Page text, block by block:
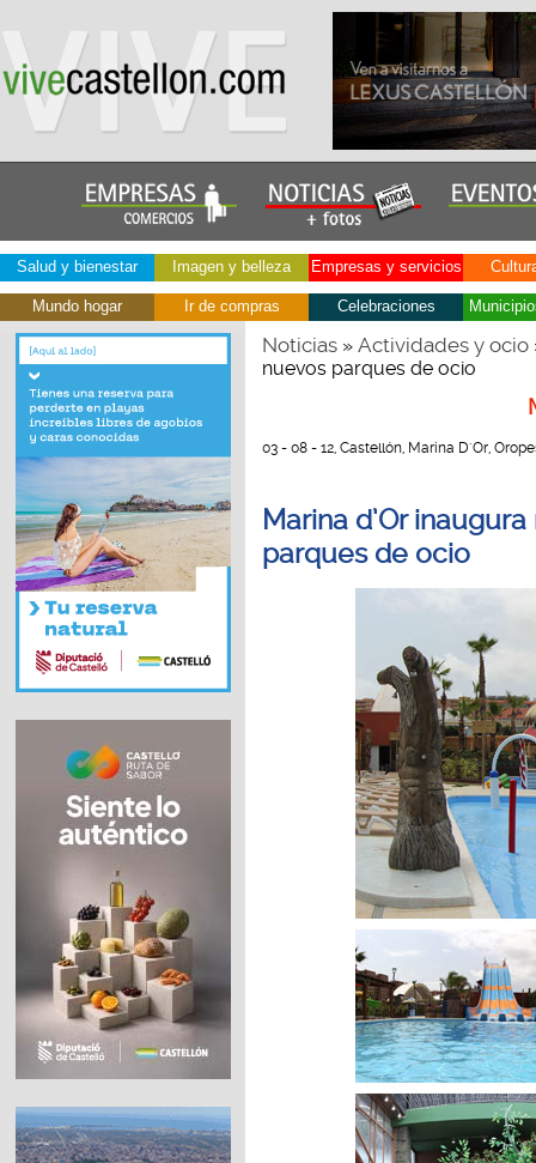
Salud y bienestar Imagen y belleza Empresas y servicios
Mundo hogar Ir de compras Celebraciones
Noticias» Actividades y ocio
nuevos parques de ocio
03 - 08 - 12, Castellón, Marina D´Or,
Marina d’Or
parques de ocio